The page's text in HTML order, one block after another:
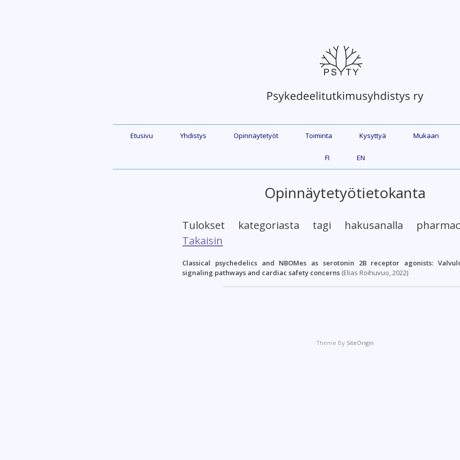
Etusivu Yhdistys Opinnäytetyöt Toiminta Kysyttyä Mukaan
FI EN
Opinnäytetyötietokanta
Tulokset kategoriasta tagi hakusanalla
Takaisin
Classical psychedelics and NBOMes as serotonin 2B receptor agonists:
signaling pathways and cardiac safety concerns (Elias Roihuvuo, 2022)
Theme By SiteOrigin